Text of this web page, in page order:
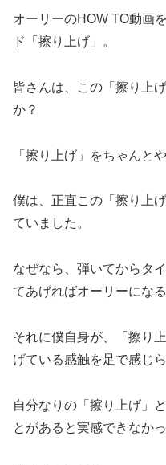
オーリーのHOW TO動画
ド「擦り上げ」。
皆さんは、この「擦り上
か？
「擦り上げ」をちゃんと
僕は、正直この「擦り上
ていました。
なぜなら、弾いてからタ
てあげればオーリーになる
それに僕自身が、「擦り
げている感触を足で感じ
自分なりの「擦り上げ」
とがあると実感できなか